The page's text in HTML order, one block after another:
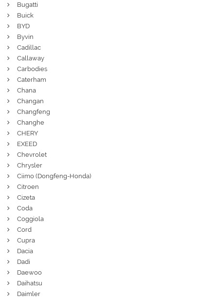
Bugatti
Buick
BYD
Byvin
Cadillac
Callaway
Carbodies
Caterham
Chana
Changan
Changfeng
Changhe
CHERY
EXEED
Chevrolet
Chrysler
Ciimo (Dongfeng-Honda)
Citroen
Cizeta
Coda
Coggiola
Cord
Cupra
Dacia
Dadi
Daewoo
Daihatsu
Daimler